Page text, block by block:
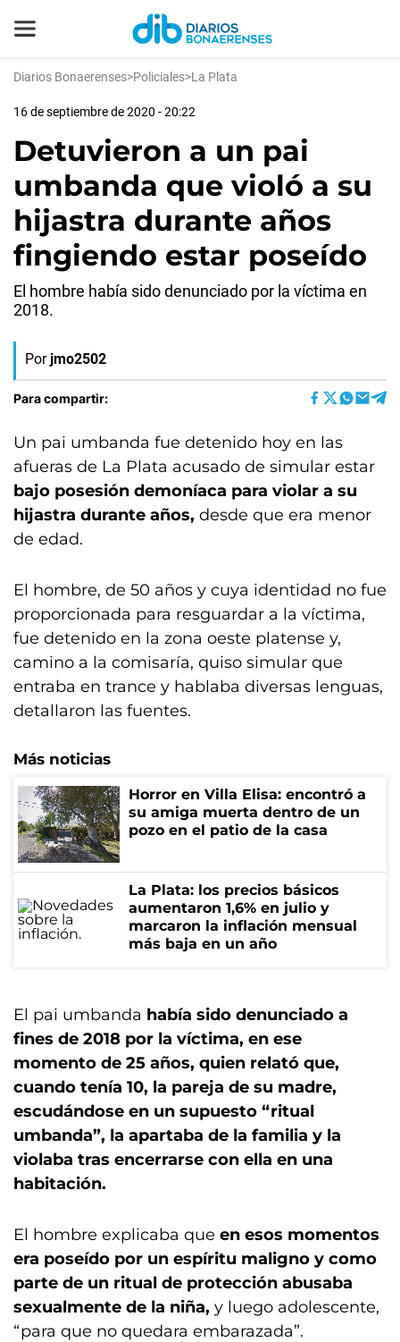
Diarios Bonaerenses>Policiales>La Plata
16 de septiembre de 2020 - 20:22
Detuvieron a un pai
umbanda que violó a su
hijastra durante años
fingiendo estar poseído
El hombre había sido denunciado por la víctima en
2018.
Por jmo2502
Para compartir:
Un pai umbanda fue detenido hoy en las
afueras de La Plata acusado de simular estar
bajo posesión demoníaca para violar a su
hijastra durante años, desde que era menor
de edad.
El hombre, de 50 años y cuya identidad no fue
proporcionada para resguardar a la víctima,
fue detenido en la zona oeste platense y,
camino a la comisaría, quiso simular que
entraba en trance y hablaba diversas lenguas,
detallaron las fuentes.
Más noticias
Horror en Villa Elisa: encontró a
su amiga muerta dentro de un
pozo en el patio de la casa
La Plata: los precios básicos
aumentaron 1,6% en julio y
marcaron la inflación mensual
más baja en un año
El pai umbanda había sido denunciado a
fines de 2018 por la víctima, en ese
momento de 25 años, quien relató que,
cuando tenía 10, la pareja de su madre,
escudándose en un supuesto “ritual
umbanda”, la apartaba de la familia y la
violaba tras encerrarse con ella en una
habitación.
El hombre explicaba que en esos momentos
era poseído por un espíritu maligno y como
parte de un ritual de protección abusaba
sexualmente de la niña, y luego adolescente,
“para que no quedara embarazada”.